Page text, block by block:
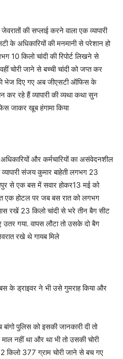
की सप्लाई करने वाला एक व्यापारी
के अधिकारियों की मनमानी से परेशान हो
10 किलो चांदी की रिपोर्ट लिखने से
चोरी जाने से बच्ची चांदी को जप्त कर
भेज दिए गए अब जीएसटी ऑफिस के
कर रहे हैं व्यापारी की व्यथा कथा सुन
जाकर खूब हंगामा किया
और कर्मचारियों का असंवेदनशील
संजय कुमार बाहेती लगभग 23
से एक बस में सवार होकर13 मई को
एक होटल पर जब बस रात को लगभग
रखें 23 किलो चांदी से भरे तीन बैग सीट
गया. वापस लौटा तो उसके दो बैग
रखे थे गायब मिले
के ड्राइवर ने भी उसे गुमराह किया और
पुलिस को इसकी जानकारी दी तो
नहीं था और था भी तो उसकी चोरी
377 ग्राम चोरी जाने से बच गए